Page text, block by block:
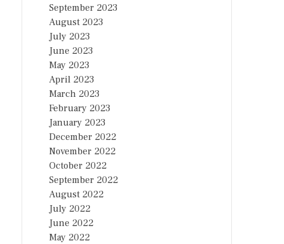
September 2023
August 2023
July 2023
June 2023
May 2023
April 2023
March 2023
February 2023
January 2023
December 2022
November 2022
October 2022
September 2022
August 2022
July 2022
June 2022
May 2022